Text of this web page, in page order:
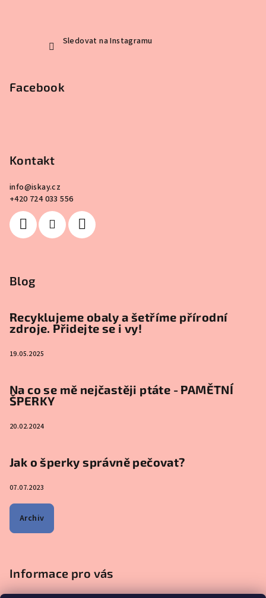
Sledovat na Instagramu
Facebook
Kontakt
info@iskay.cz
+420 724 033 556
Blog
Recyklujeme obaly a šetříme přírodní
zdroje. Přidejte se i vy!
19.05.2025
Na co se mě nejčastěji ptáte - PAMĚTNÍ
ŠPERKY
20.02.2024
Jak o šperky správně pečovat?
07.07.2023
Archiv
Informace pro vás